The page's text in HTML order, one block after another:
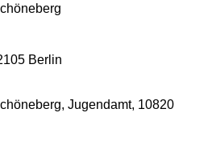
Berlin
Jugendamt, 10820